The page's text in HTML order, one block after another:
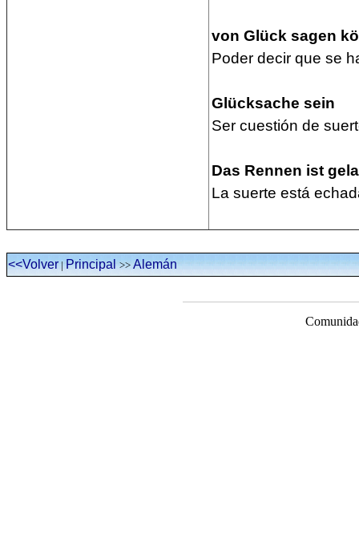
von Glück sagen
Poder decir que se
Glücksache sein
Ser cuestión de
Das Rennen ist
La suerte está
<<Volver|Principal >>Alemán